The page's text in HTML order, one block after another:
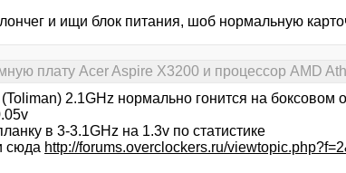
и ищи блок питания, шоб нормальную
плату Acer Aspire X3200 и процессор AMD
2.1GHz нормально гонится на боксовом
в 3-3.1GHz на 1.3v по статистике
сюда http://forums.overclockers.ru/